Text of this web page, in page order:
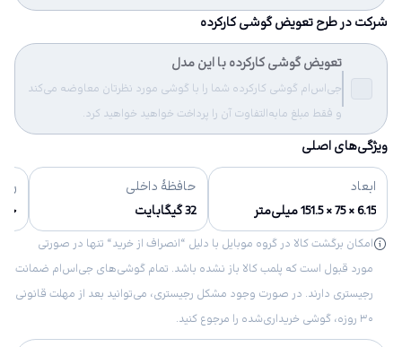
شرکت در طرح تعویض گوشی کارکرده
تعویض گوشی کارکرده با این مدل
جی‌اس‌ام گوشی کارکرده شما را با گوشی مورد نظرتان معاوضه می‌کند
و فقط مبلغ مابه‌التفاوت آن را پرداخت خواهید خواهید کرد.
ویژگی‌های اصلی
ابعاد
6.15 × 75 × 151.5 میلی‌متر
حافظهٔ داخلی
32 گیگابایت
امکان برگشت کالا در گروه موبایل با دلیل “انصراف از خرید“ تنها در صورتی
مورد قبول است که پلمب کالا باز نشده باشد. تمام گوشی‌های جی‌اس‌ام ضمانت
رجیستری دارند. در صورت وجود مشکل رجیستری، می‌توانید بعد از مهلت قانونی
۳۰ روزه، گوشی خریداری‌شده را مرجوع کنید.